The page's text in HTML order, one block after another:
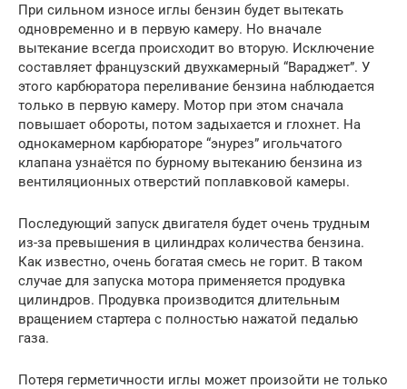
При сильном износе иглы бензин будет вытекать
одновременно и в первую камеру. Но вначале
вытекание всегда происходит во вторую. Исключение
составляет французский двухкамерный “Вараджет”. У
этого карбюратора переливание бензина наблюдается
только в первую камеру. Мотор при этом сначала
повышает обороты, потом задыхается и глохнет. На
однокамерном карбюраторе “энурез” игольчатого
клапана узнаётся по бурному вытеканию бензина из
вентиляционных отверстий поплавковой камеры.
Последующий запуск двигателя будет очень трудным
из-за превышения в цилиндрах количества бензина.
Как известно, очень богатая смесь не горит. В таком
случае для запуска мотора применяется продувка
цилиндров. Продувка производится длительным
вращением стартера с полностью нажатой педалью
газа.
Потеря герметичности иглы может произойти не только